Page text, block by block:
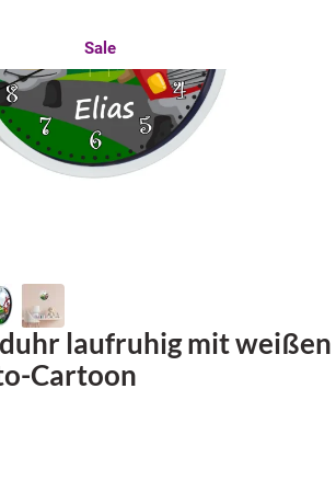
Sale
laufruhig mit weißen
Cartoon